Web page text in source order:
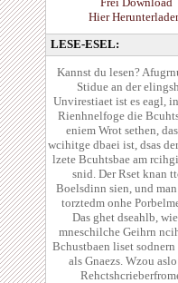
Hier
LESE-ESEL:
Kannst du lesen?
Stidue an der
Unvirestiaet ist es eagl,
Rienhnelfoge die
eniem Wrot sethen,
wcihitge dbaei ist, dsas
lzete Bcuhtsbae am
snid. Der Rset knan
Boelsdinn sien, und
torztedm onhe
Das ghet dseahlb,
mneschilche Geihrn
Bchustbaen liset sodnern
als Gnaezs. Wzou